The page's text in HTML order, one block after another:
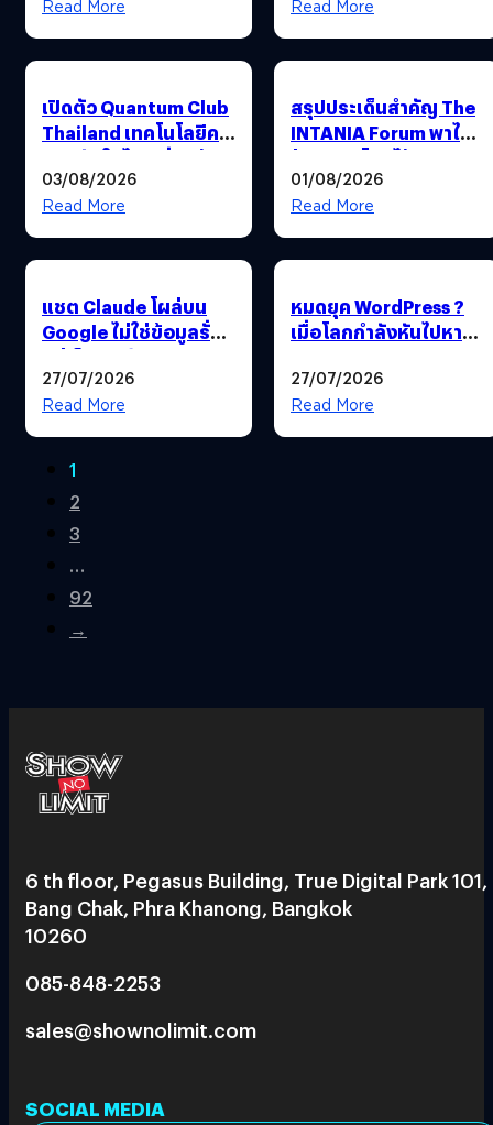
Read More
เฟิร์ม ฟังก์ชันเกินตัว
Read More
เปิดตัว Quantum Club
Thailand เทคโนโลยีค
วอนตัมในไทยเริ่มแล้ว !
03/08/2026
Read More
สรุปประเด็นสำคัญ The
INTANIA Forum พาไทย
ฝ่าวิกฤติโลกไร้ระเบียบ
เปลี่ยนความผันผวนเป็น
โอกาส
01/08/2026
Read More
แชต Claude โผล่บน
Google ไม่ใช่ข้อมูลรั่ว
แต่เป็นลิงก์ Share
สาธารณะที่ถูกค้นเจอได้
27/07/2026
Read More
หมดยุค WordPress ?
เมื่อโลกกำลังหันไปหา
27/07/2026
Read More
1
2
3
…
92
→
6 th floor, Pegasus Building, True Digital Park 101,
Bang Chak, Phra Khanong, Bangkok
10260
085-848-2253
sales@shownolimit.com
SOCIAL MEDIA